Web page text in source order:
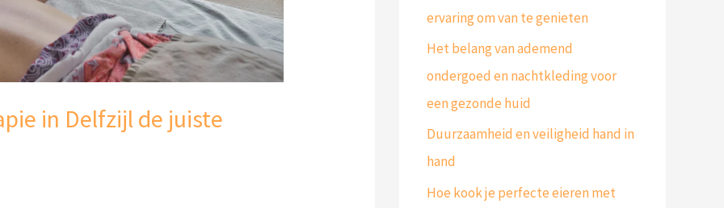
in Delfzijl de juiste
ervaring om van te genieten
Het belang van ademend
ondergoed en nachtkleding voor
een gezonde huid
Duurzaamheid en veiligheid hand in
hand
Hoe kook je perfecte eieren met